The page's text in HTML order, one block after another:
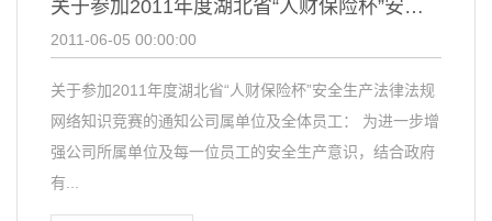
关于参加2011年度湖北省“人财保险杯”安全生产法律法规网络知识竞赛的通知
2011-06-05 00:00:00
关于参加2011年度湖北省“人财保险杯”安全生产法律法规
网络知识竞赛的通知公司属单位及全体员工： 为进一步增
强公司所属单位及每一位员工的安全生产意识，结合政府
有...